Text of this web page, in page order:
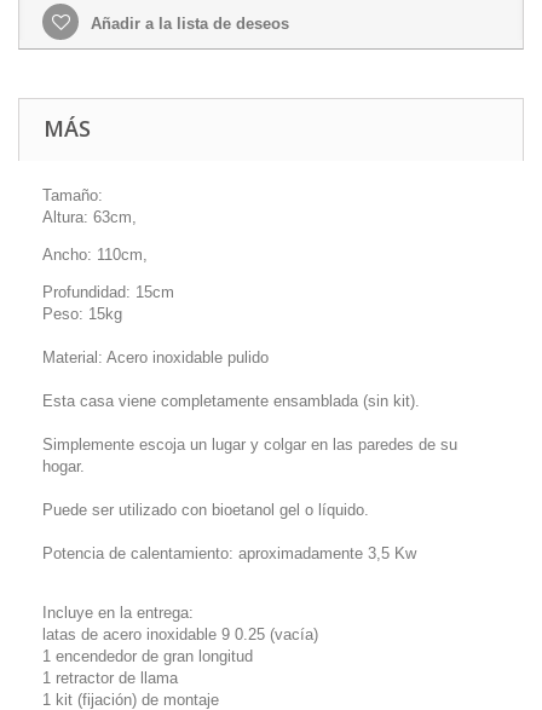
Añadir a la lista de deseos
MÁS
Tamaño:
Altura: 63cm,
Ancho: 110cm,
Profundidad: 15cm
Peso: 15kg
Material: Acero inoxidable pulido
Esta casa viene completamente ensamblada (sin kit).
Simplemente escoja un lugar y colgar en las paredes de su
hogar.
Puede ser utilizado con bioetanol gel o líquido.
Potencia de calentamiento: aproximadamente 3,5 Kw
Incluye en la entrega:
latas de acero inoxidable 9 0.25 (vacía)
1 encendedor de gran longitud
1 retractor de llama
1 kit (fijación) de montaje